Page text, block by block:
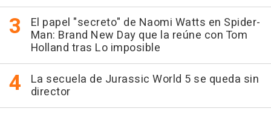
El papel "secreto" de Naomi Watts en Spider-
Man: Brand New Day que la reúne con Tom
Holland tras Lo imposible
La secuela de Jurassic World 5 se queda sin
director